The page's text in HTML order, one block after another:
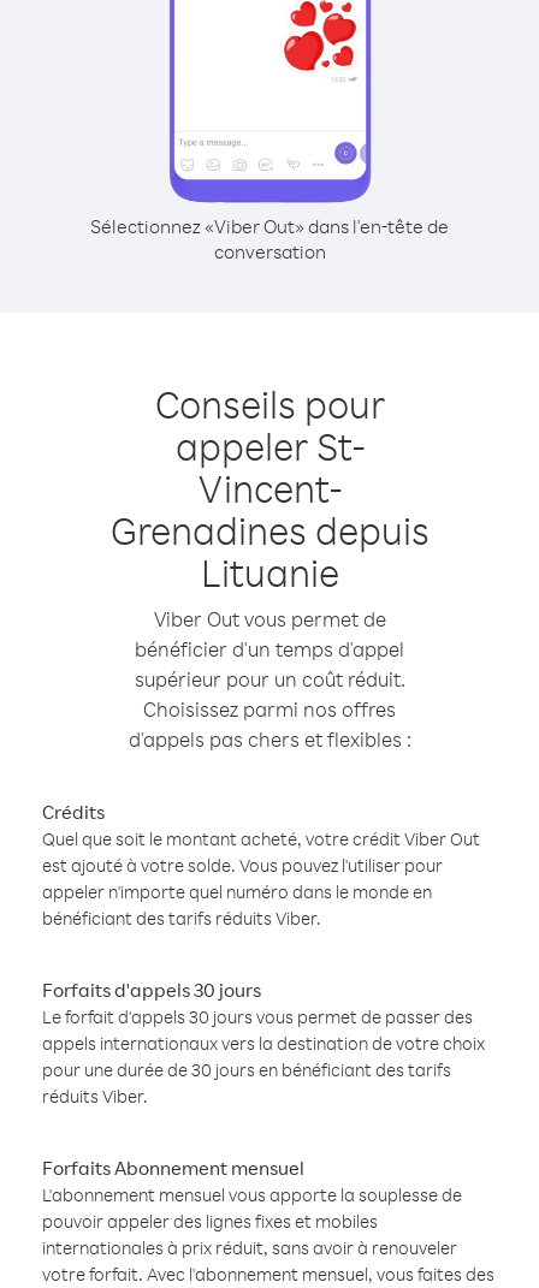
Sélectionnez «Viber Out» dans l'en-tête de
conversation
Conseils pour
appeler St-
Vincent-
Grenadines depuis
Lituanie
Viber Out vous permet de
bénéficier d'un temps d'appel
supérieur pour un coût réduit.
Choisissez parmi nos offres
d'appels pas chers et flexibles :
Crédits
Quel que soit le montant acheté, votre crédit Viber Out
est ajouté à votre solde. Vous pouvez l'utiliser pour
appeler n'importe quel numéro dans le monde en
bénéficiant des tarifs réduits Viber.
Forfaits d'appels 30 jours
Le forfait d'appels 30 jours vous permet de passer des
appels internationaux vers la destination de votre choix
pour une durée de 30 jours en bénéficiant des tarifs
réduits Viber.
Forfaits Abonnement mensuel
L'abonnement mensuel vous apporte la souplesse de
pouvoir appeler des lignes fixes et mobiles
internationales à prix réduit, sans avoir à renouveler
votre forfait. Avec l'abonnement mensuel, vous faites des